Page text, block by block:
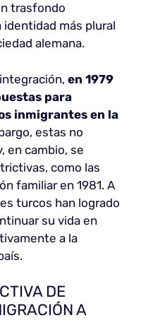
trasfondo
más plural
alemana.
en 1979
para
inmigrantes en la
estas no
en cambio, se
como las
familiar en 1981. A
turcos han logrado
su vida en
a la
DE
A